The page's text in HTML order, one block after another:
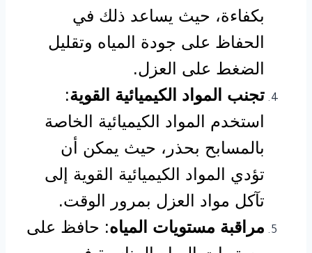
بكفاءة، حيث يساعد ذلك في
الحفاظ على جودة المياه وتقليل
الضغط على العزل.
تجنب المواد الكيميائية القوية:
استخدم المواد الكيميائية الخاصة
بالمسابح بحذر، حيث يمكن أن
تؤدي المواد الكيميائية القوية إلى
تآكل مواد العزل بمرور الوقت.
مراقبة مستويات المياه: حافظ على